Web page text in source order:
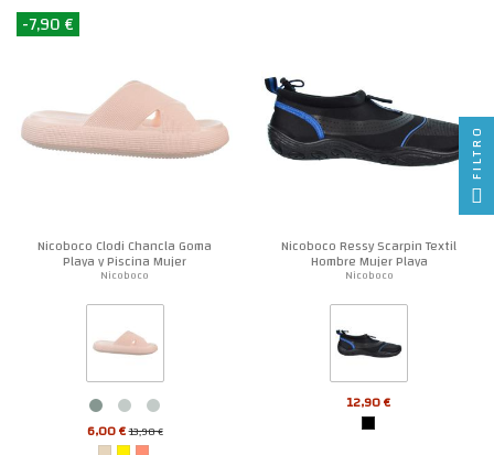
-7,90 €
Nicoboco Clodi Chancla Goma
Playa y Piscina Mujer
Nicoboco
6,00 €13,90 €
Nicoboco Ressy Scarpin Textil
Hombre Mujer Playa
Nicoboco
12,90 €
FILTRO